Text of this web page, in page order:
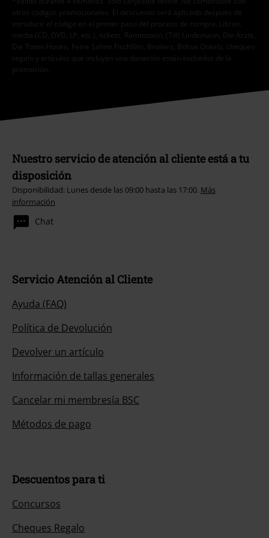
otros códigos promocionales. El descuento será aplicado después de
introducir el código en el primer paso del proceso de compra. Libros,
media (CD, DVD, LP, etc.), tickets, Rammstein, (Till) Lindemann, Die Ärzte,
Die Toten Hosen, Feine Sahne Fischfilet, Broilers, Böhse Onkelz, cheques-
regalo y artículos que incluyen una donación están excluidos de la
promoción.
Nuestro servicio de atención al cliente está a tu
disposición
Disponibilidad: Lunes desde las 09:00 hasta las 17:00. Más
información
Chat
Servicio Atención al Cliente
Ayuda (FAQ)
Política de Devolución
Devolver un artículo
Información de tallas generales
Cancelar mi membresía BSC
Métodos de pago
Descuentos para ti
Concursos
Cheques Regalo